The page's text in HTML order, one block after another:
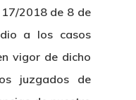
2018 de 8 de
a los casos
vigor de dicho
juzgados de